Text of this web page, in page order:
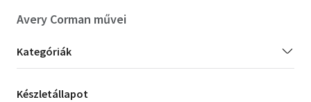
Hobbi, szabadidő
Avery Corman művei
Kategória
szűrés
Kategóriák
Készletállapot
Készletállapot